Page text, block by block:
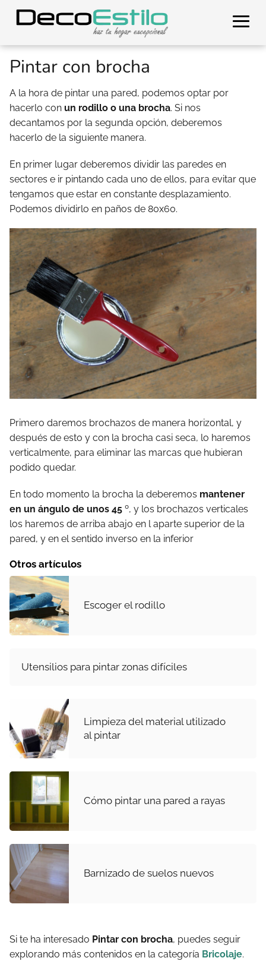
Pintar con brocha
A la hora de pintar una pared, podemos optar por
hacerlo con un rodillo o una brocha. Si nos
decantamos por la segunda opción, deberemos
hacerlo de la siguiente manera.
En primer lugar deberemos dividir las paredes en
sectores e ir pintando cada uno de ellos, para evitar que
tengamos que estar en constante desplazamiento.
Podemos dividirlo en paños de 80x60.
Primero daremos brochazos de manera horizontal, y
después de esto y con la brocha casi seca, lo haremos
verticalmente, para eliminar las marcas que hubieran
podido quedar.
En todo momento la brocha la deberemos mantener
en un ángulo de unos 45 º, y los brochazos verticales
los haremos de arriba abajo en l aparte superior de la
pared, y en el sentido inverso en la inferior
Otros artículos
Escoger el rodillo
Utensilios para pintar zonas difíciles
Limpieza del material utilizado
al pintar
Cómo pintar una pared a rayas
Barnizado de suelos nuevos
Si te ha interesado Pintar con brocha, puedes seguir
explorando más contenidos en la categoría Bricolaje.